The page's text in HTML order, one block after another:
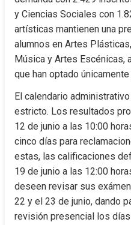
y Ciencias Sociales con
artísticas mantienen una
alumnos en Artes
Música y Artes Escénicas,
que han optado
El calendario
estricto. Los resultados
12 de junio a las 10:00
cinco días para
estas, las calificaciones
19 de junio a las 12:00
deseen revisar sus
22 y el 23 de junio, dando
revisión presencial los